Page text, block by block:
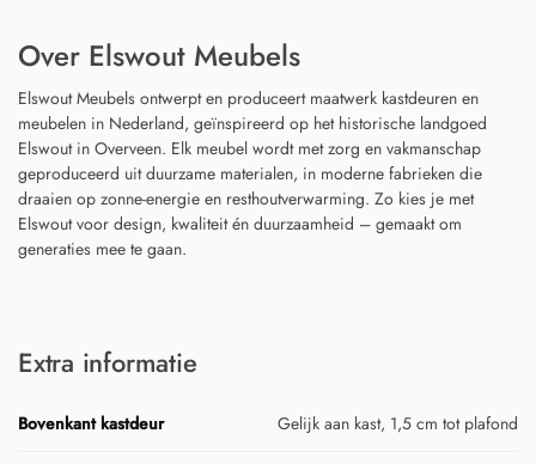
Over Elswout Meubels
Elswout Meubels ontwerpt en produceert maatwerk kastdeuren en
meubelen in Nederland, geïnspireerd op het historische landgoed
Elswout in Overveen. Elk meubel wordt met zorg en vakmanschap
geproduceerd uit duurzame materialen, in moderne fabrieken die
draaien op zonne-energie en resthoutverwarming. Zo kies je met
Elswout voor design, kwaliteit én duurzaamheid – gemaakt om
generaties mee te gaan.
Extra informatie
Bovenkant kastdeur Gelijk aan kast, 1,5 cm tot plafond